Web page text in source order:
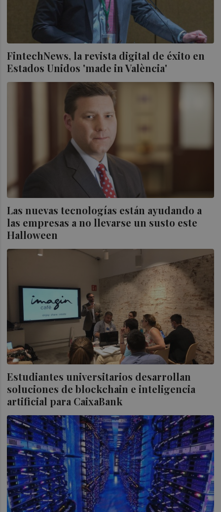
FintechNews, la revista digital de éxito en
Estados Unidos 'made in València'
Las nuevas tecnologías están ayudando a
las empresas a no llevarse un susto este
Halloween
Estudiantes universitarios desarrollan
soluciones de blockchain e inteligencia
artificial para CaixaBank